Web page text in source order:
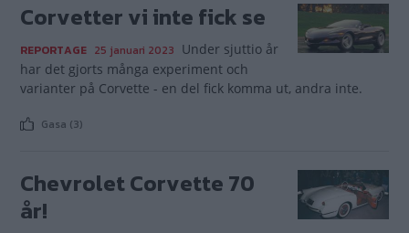
Corvetter vi inte fick se
REPORTAGE 25 januari 2023 Under sjuttio år
har det gjorts många experiment och
varianter på Corvette - en del fick komma ut, andra inte.
Gasa (3)
Chevrolet Corvette 70
år!